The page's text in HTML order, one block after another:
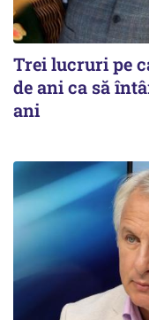
Trei lucruri pe
de ani ca să
ani